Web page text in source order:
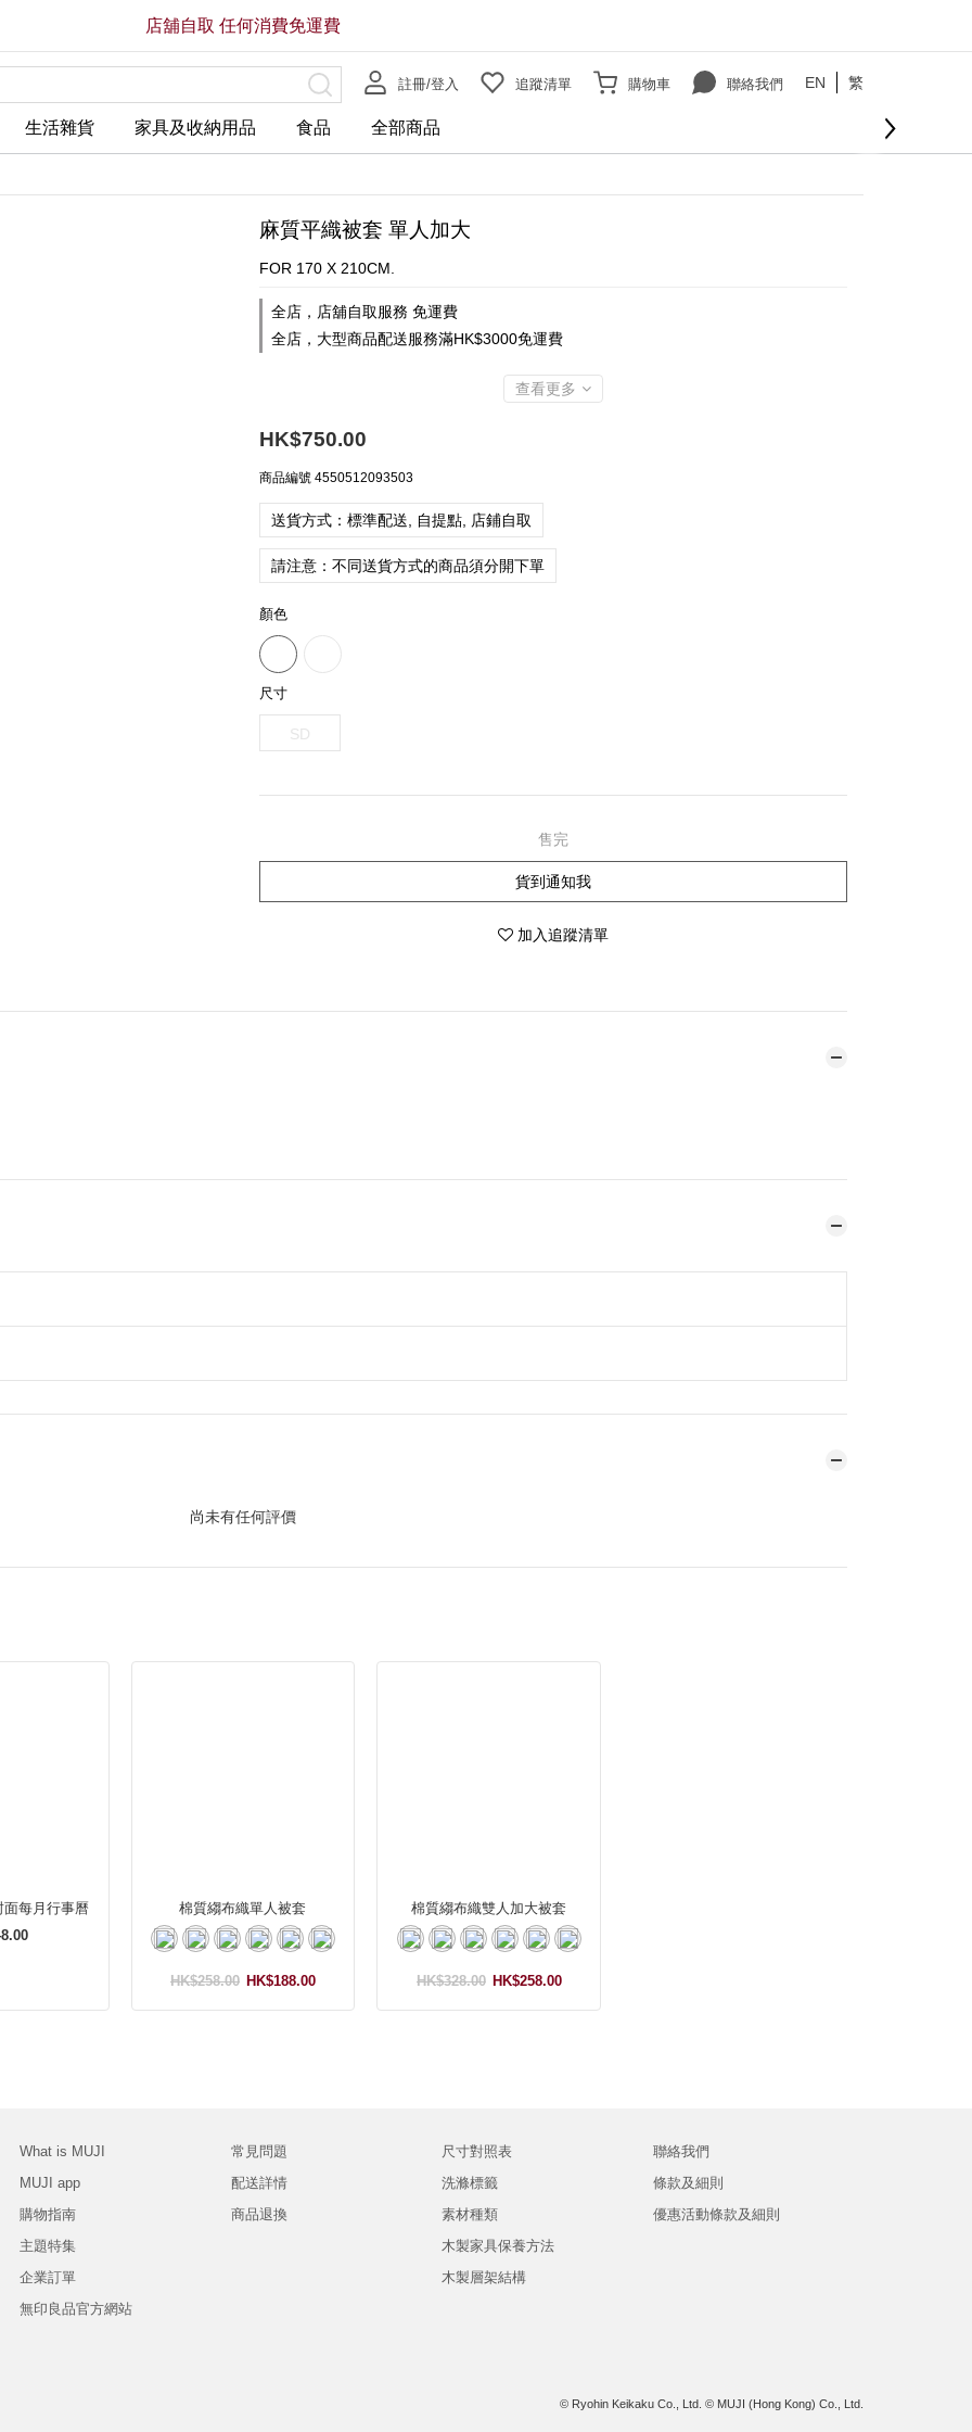
註冊/登入 追蹤清單 購物車 聯絡我們 EN 繁
生活雜貨 家具及收納用品 食品 全部商品
店舖自取 任何消費免運費
麻質平織被套 單人加大
FOR 170 X 210CM.
全店，店舖自取服務 免運費
全店，大型商品配送服務滿HK$3000免運費
查看更多
HK$750.00
商品編號 4550512093503
送貨方式：標準配送, 自提點, 店鋪自取
請注意：不同送貨方式的商品須分開下單
顏色
尺寸
SD
售完
貨到通知我
加入追蹤清單
尚未有任何評價
每月行事曆
棉質縐布織單人被套
HK$188.00
HK$258.00
棉質縐布織雙人加大被套
HK$258.00
HK$328.00
What is MUJI
MUJI app
購物指南
主題特集
企業訂單
無印良品官方網站
常見問題
配送詳情
商品退換
尺寸對照表
洗滌標籤
素材種類
木製家具保養方法
木製層架結構
聯絡我們
條款及細則
優惠活動條款及細則
© Ryohin Keikaku Co., Ltd. © MUJI (Hong Kong) Co., Ltd.